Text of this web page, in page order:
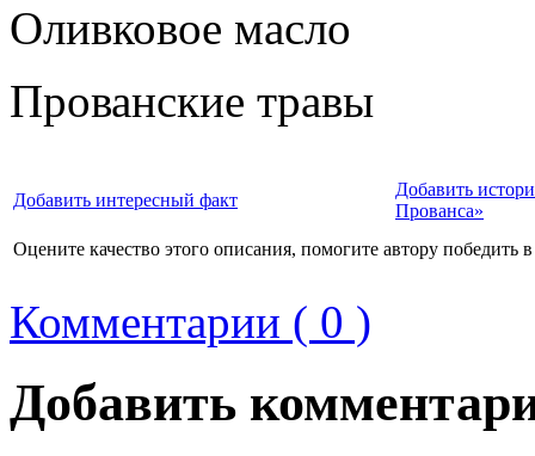
Оливковое масло
Прованские травы
Добавить интересный факт
Добавить
Прованса»
Оцените качество этого описания, помогите автору победить
Комментарии ( 0 )
Добавить